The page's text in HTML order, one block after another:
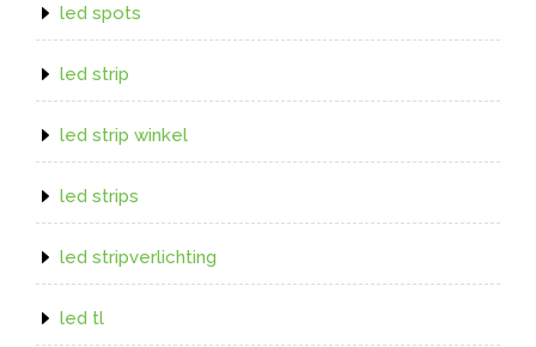
led spots
led strip
led strip winkel
led strips
led stripverlichting
led tl